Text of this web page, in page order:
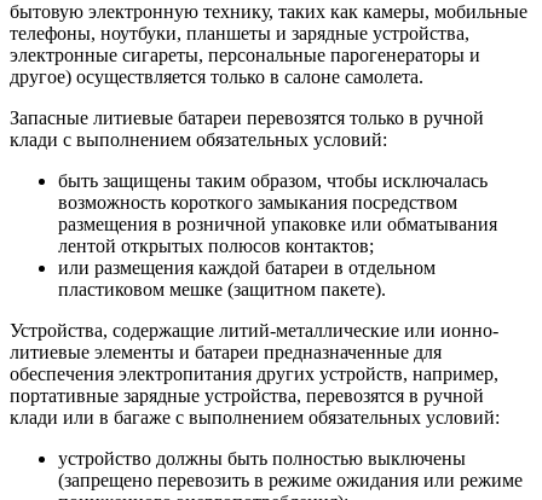
бытовую электронную технику, таких как камеры, мобильные
телефоны, ноутбуки, планшеты и зарядные устройства,
электронные сигареты, персональные парогенераторы и
другое) осуществляется только в салоне самолета.
Запасные литиевые батареи перевозятся только в ручной
клади с выполнением обязательных условий:
быть защищены таким образом, чтобы исключалась
возможность короткого замыкания посредством
размещения в розничной упаковке или обматывания
лентой открытых полюсов контактов;
или размещения каждой батареи в отдельном
пластиковом мешке (защитном пакете).
Устройства, содержащие литий-металлические или ионно-
литиевые элементы и батареи предназначенные для
обеспечения электропитания других устройств, например,
портативные зарядные устройства, перевозятся в ручной
клади или в багаже с выполнением обязательных условий:
устройство должны быть полностью выключены
(запрещено перевозить в режиме ожидания или режиме